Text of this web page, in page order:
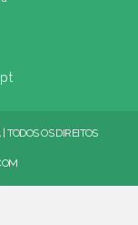
OS DIREITOS